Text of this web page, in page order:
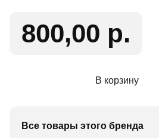
800,00 р.
В корзину
Все товары этого бренда